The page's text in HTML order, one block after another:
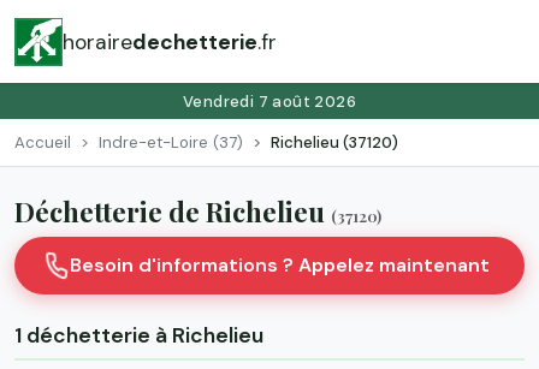
horairedechetterie.fr
Vendredi 7 août 2026
Accueil Indre-et-Loire (37) Richelieu (37120)
Déchetterie de Richelieu (37120)
Besoin d'informations ? Appelez maintenant
1 déchetterie à Richelieu